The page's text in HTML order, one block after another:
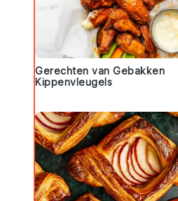
Gerechten van Gebakken
Kippenvleugels